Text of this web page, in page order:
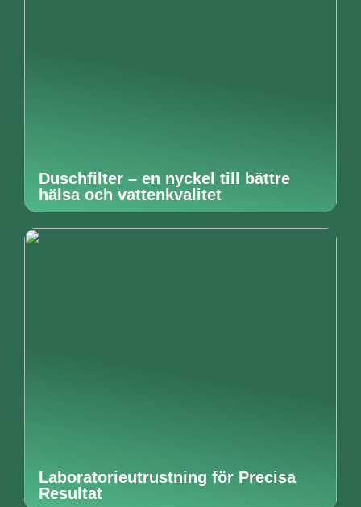
Duschfilter – en nyckel till bättre
hälsa och vattenkvalitet
Laboratorieutrustning för Precisa
Resultat